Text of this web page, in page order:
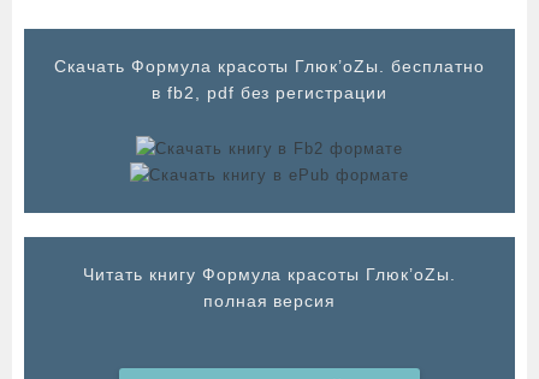
Cкачать Формула красоты Глюк’oZы. бесплатно
в fb2, pdf без регистрации
Читать книгу Формула красоты Глюк’oZы.
полная версия